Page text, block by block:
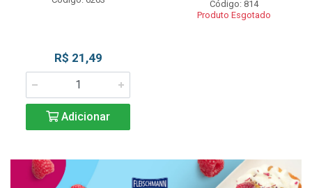
R$ 21,49
Adicionar
Código: 814
Produto Esgotado